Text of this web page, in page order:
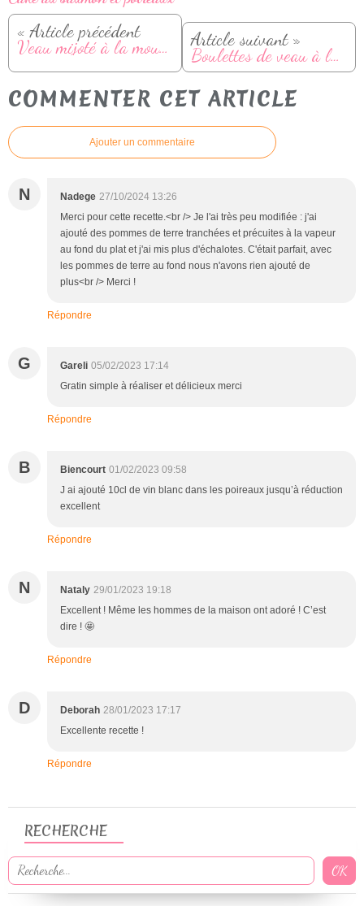
« Article précédent
Veau mijoté à la moutarde et vin blanc Article suivant »
Boulettes de veau à la suédoise
COMMENTER CET ARTICLE
Ajouter un commentaire
N Nadege 27/10/2024 13:26
Merci pour cette recette.<br /> Je l'ai très peu modifiée : j'ai
ajouté des pommes de terre tranchées et précuites à la vapeur
au fond du plat et j'ai mis plus d'échalotes. C'était parfait, avec
les pommes de terre au fond nous n'avons rien ajouté de
plus<br /> Merci !
Répondre
G Gareli 05/02/2023 17:14
Gratin simple à réaliser et délicieux merci
Répondre
B Biencourt 01/02/2023 09:58
J ai ajouté 10cl de vin blanc dans les poireaux jusqu’à réduction
excellent
Répondre
N Nataly 29/01/2023 19:18
Excellent ! Même les hommes de la maison ont adoré ! C’est
dire ! 🤩
Répondre
D Deborah 28/01/2023 17:17
Excellente recette !
Répondre
RECHERCHE